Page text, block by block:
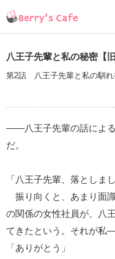
八王子先輩と私の秘密【旧
第2話 八王子先輩と私の馴れ
――八王子先輩の話による
だ。
「八王子先輩、落としま
振り向くと、あまり面
の関係の女性社員が、八
てきたという。それが私
「ありがとう」